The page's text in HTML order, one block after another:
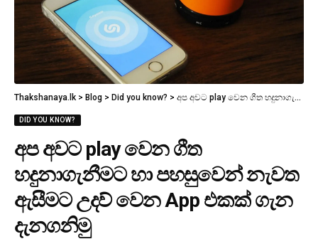
Thakshanaya.lk > Blog > Did you know? > අප අවට play වෙන ගීත හදුනාගැනීමට හා පහසුවෙන් නැවත ඇසීමට උදව් වෙන App එකක් ගැන දැනගනිමු
DID YOU KNOW?
අප අවට play වෙන ගීත
හදුනාගැනීමට හා පහසුවෙන් නැවත
ඇසීමට උදව් වෙන App එකක් ගැන
දැනගනිමු